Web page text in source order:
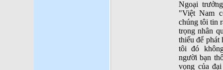
Ngoại
"Việt Nam
chúng tôi tin
trọng nhân
thiếu để phát
tôi đó
người bạn
vọng của